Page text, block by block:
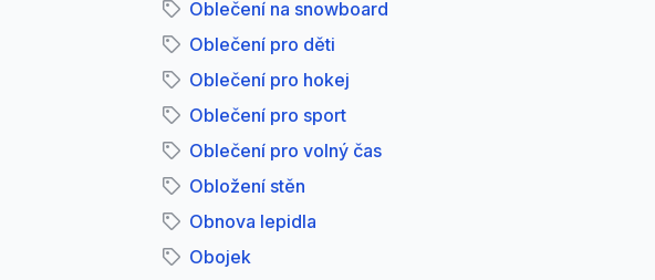
Oblečení na snowboard
Oblečení pro děti
Oblečení pro hokej
Oblečení pro sport
Oblečení pro volný čas
Obložení stěn
Obnova lepidla
Obojek